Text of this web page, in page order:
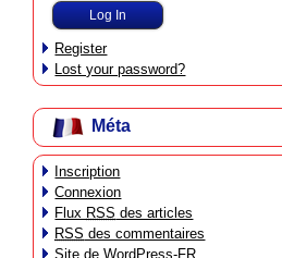
Register
Lost your password?
Méta
Inscription
Connexion
Flux RSS des articles
RSS des commentaires
Site de WordPress-FR